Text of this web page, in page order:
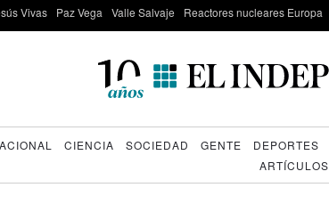
Vivas Paz Vega Valle Salvaje Reactores nucleares Europa
CIENCIA SOCIEDAD GENTE DEPORTES
ARTÍCULOS